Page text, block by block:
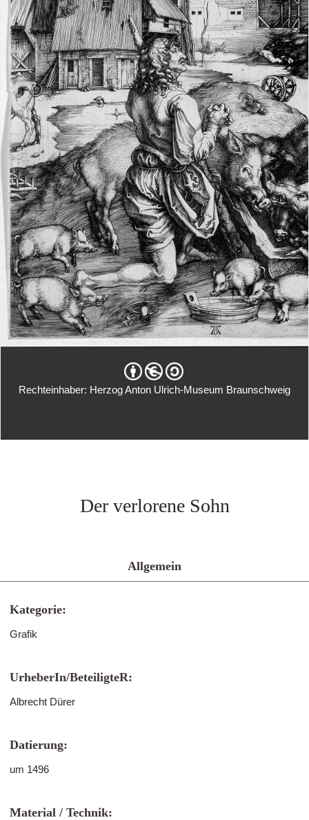
Rechteinhaber: Herzog Anton Ulrich-Museum Braunschweig
Der verlorene Sohn
Allgemein
Kategorie:
Grafik
UrheberIn/BeteiligteR:
Albrecht Dürer
Datierung:
um 1496
Material / Technik: